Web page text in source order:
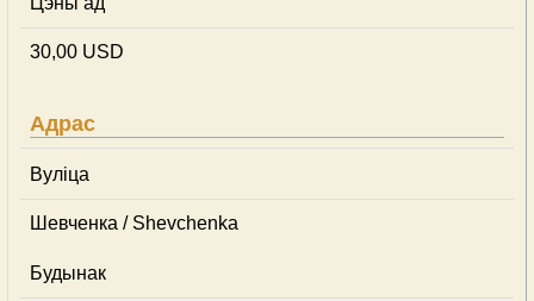
30,00 USD
Адрас
Вуліца
Шевченка / Shevchenka
Будынак